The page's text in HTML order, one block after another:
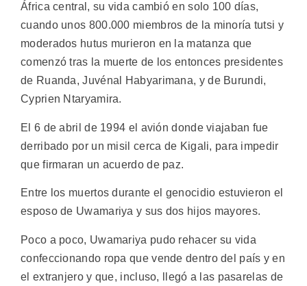
África central, su vida cambió en solo 100 días,
cuando unos 800.000 miembros de la minoría tutsi y
moderados hutus murieron en la matanza que
comenzó tras la muerte de los entonces presidentes
de Ruanda, Juvénal Habyarimana, y de Burundi,
Cyprien Ntaryamira.
El 6 de abril de 1994 el avión donde viajaban fue
derribado por un misil cerca de Kigali, para impedir
que firmaran un acuerdo de paz.
Entre los muertos durante el genocidio estuvieron el
esposo de Uwamariya y sus dos hijos mayores.
Poco a poco, Uwamariya pudo rehacer su vida
confeccionando ropa que vende dentro del país y en
el extranjero y que, incluso, llegó a las pasarelas de